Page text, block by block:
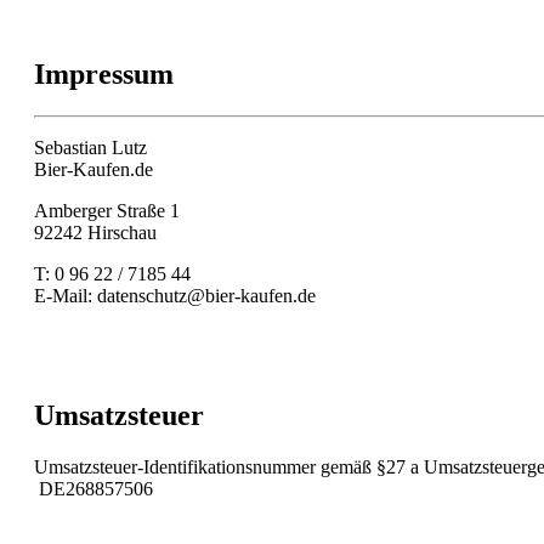
Impressum
Sebastian Lutz
Bier-Kaufen.de
Amberger Straße 1
92242 Hirschau
T: 0 96 22 / 7185 44
E-Mail: datenschutz@bier-kaufen.de
Umsatzsteuer
Umsatzsteuer-Identifikationsnummer gemäß §27 a
DE268857506